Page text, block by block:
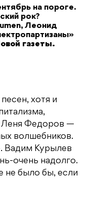
на пороге.
рок?
Леонид
газеты.
хотя и
Леня Федоров —
волшебников.
Вадим Курылев
очень надолго.
не было бы, если